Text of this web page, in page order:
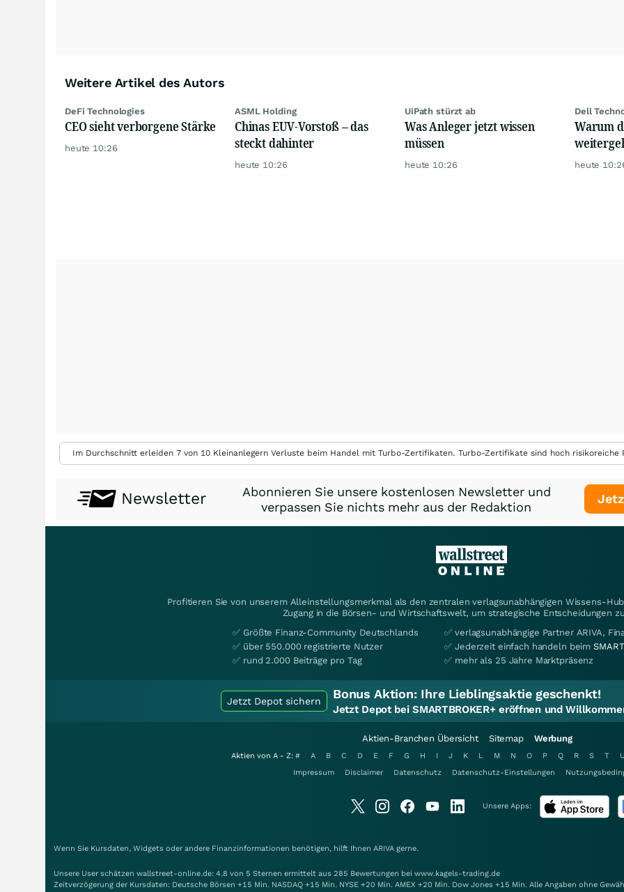
Weitere Artikel des Autors
DeFi Technologies
CEO sieht verborgene Stärke
heute 10:26
ASML Holding
Chinas EUV-Vorstoß – das
steckt dahinter
heute 10:26
UiPath stürzt ab
Was Anleger jetzt wissen
müssen
heute 10:26
Dell
Warum
heute
Im Durchschnitt erleiden 7 von 10 Kleinanlegern Verluste beim Handel mit Turbo-Zertifikaten. Turbo-Zertifikate sind hoch
Newsletter
Abonnieren Sie unsere kostenlosen Newsletter und
verpassen Sie nichts mehr aus der Redaktion
Profitieren Sie von unserem Alleinstellungsmerkmal als den zentralen verlagsunabhängigen Wissens-
Zugang in die Börsen- und Wirtschaftswelt, um strategische Entscheidungen
✅ Größte Finanz-Community Deutschlands
✅ über 550.000 registrierte Nutzer
✅ rund 2.000 Beiträge pro Tag
✅ verlagsunabhängige Partner ARIVA,
✅ Jederzeit einfach handeln beim
✅ mehr als 25 Jahre Marktpräsenz
Jetzt Depot sichern Bonus Aktion: Ihre Lieblingsaktie geschenkt!
Jetzt Depot bei SMARTBROKER+ eröffnen und
Aktien-Branchen Übersicht Sitemap Werbung
Aktien von A - Z: # A B C D E F G H I J K L M N O P Q R S T U
Impressum
Disclaimer Datenschutz Datenschutz-Einstellungen
Unsere Apps:
Wenn Sie Kursdaten, Widgets oder andere Finanzinformationen benötigen, hilft Ihnen ARIVA gerne.
Unsere User schätzen wallstreet-online.de: 4.8 von 5 Sternen ermittelt aus 285 Bewertungen bei www.kagels-trading.de
Zeitverzögerung der Kursdaten: Deutsche Börsen +15 Min. NASDAQ +15 Min. NYSE +20 Min. AMEX +20 Min. Dow Jones +15 Min. Alle Angaben ohne